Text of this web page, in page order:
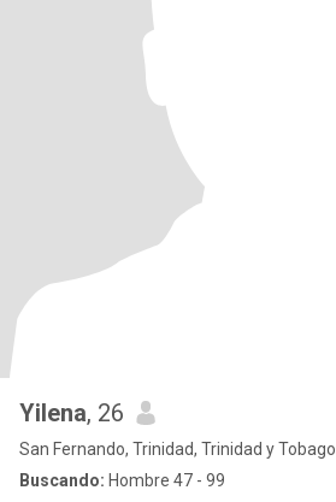
Yilena, 26
San Fernando, Trinidad, Trinidad y Tobago
Buscando: Hombre 47 - 99